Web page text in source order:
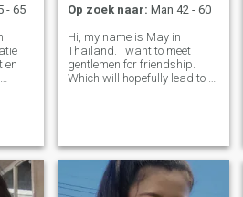
- 65
en
iets
voor
Op zoek naar: Man 42 - 60
Hi, my name is May in
Thailand. I want to meet
gentlemen for friendship.
Which will hopefully lead to a
to know me and developing a
re